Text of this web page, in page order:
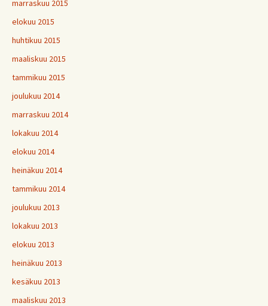
marraskuu 2015
elokuu 2015
huhtikuu 2015
maaliskuu 2015
tammikuu 2015
joulukuu 2014
marraskuu 2014
lokakuu 2014
elokuu 2014
heinäkuu 2014
tammikuu 2014
joulukuu 2013
lokakuu 2013
elokuu 2013
heinäkuu 2013
kesäkuu 2013
maaliskuu 2013